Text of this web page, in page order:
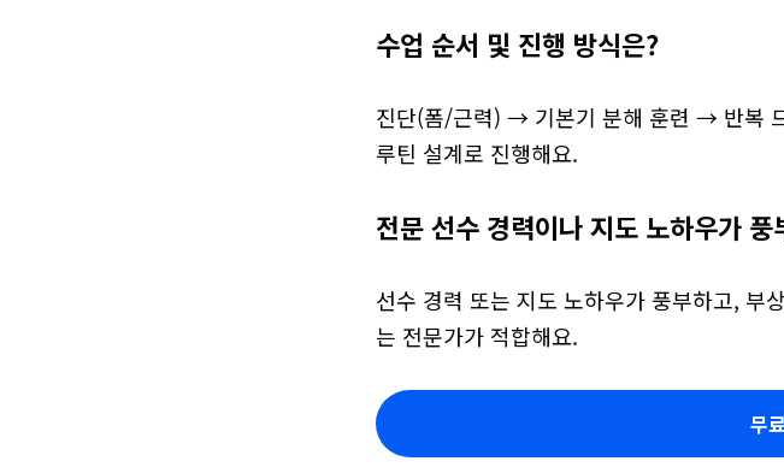
수업 순서 및 진행 방식은?
진단(폼/근력) → 기본기 분해 훈련 → 반복
루틴 설계로 진행해요.
전문 선수 경력이나 지도 노하우가 풍
선수 경력 또는 지도 노하우가 풍부하고, 부
는 전문가가 적합해요.
무